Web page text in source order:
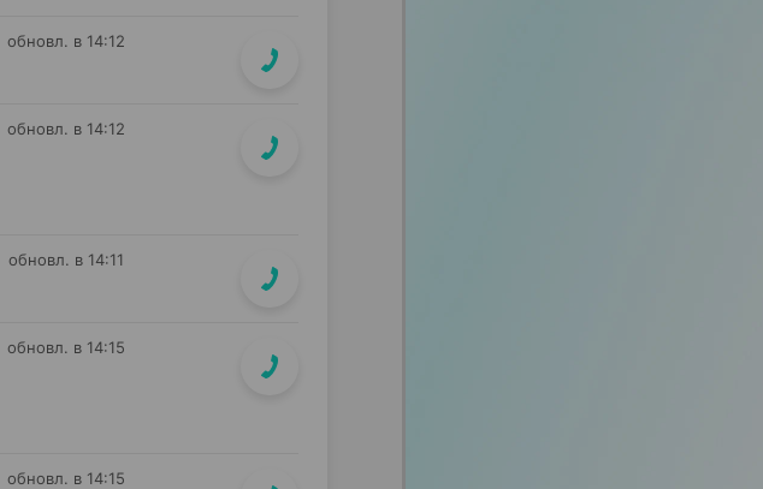
обновл. в 14:12
обновл. в 14:12
обновл. в 14:11
обновл. в 14:15
обновл. в 14:15